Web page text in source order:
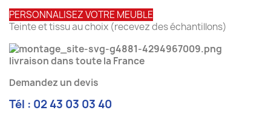
PERSONNALISEZ VOTRE MEUBLE
Teinte et tissu au choix (recevez des échantillons)
livraison dans toute la France
Demandez un devis
Tél : 02 43 03 03 40